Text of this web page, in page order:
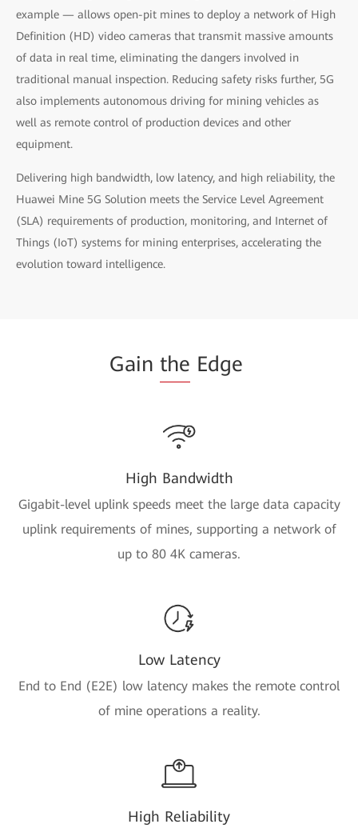
example — allows open-pit mines to deploy a network of High
Definition (HD) video cameras that transmit massive amounts
of data in real time, eliminating the dangers involved in
traditional manual inspection. Reducing safety risks further, 5G
also implements autonomous driving for mining vehicles as
well as remote control of production devices and other
equipment.
Delivering high bandwidth, low latency, and high reliability, the
Huawei Mine 5G Solution meets the Service Level Agreement
(SLA) requirements of production, monitoring, and Internet of
Things (IoT) systems for mining enterprises, accelerating the
evolution toward intelligence.
Gain the Edge
High Bandwidth
Gigabit-level uplink speeds meet the large data capacity
uplink requirements of mines, supporting a network of
up to 80 4K cameras.
Low Latency
End to End (E2E) low latency makes the remote control
of mine operations a reality.
High Reliability